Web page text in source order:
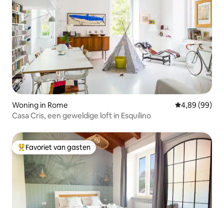
Woning in Rome Gemiddelde
4,89 (99)
Casa Cris, een geweldige loft in Esquilino
Topfavoriet van gasten
Favoriet van gasten